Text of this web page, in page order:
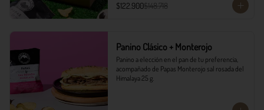
$122.900$148.718
Panino Clásico + Monterojo
Panino a elección en el pan de tu preferencia,
acompañado de Papas Monterojo sal rosada del
Himalaya 25 g.